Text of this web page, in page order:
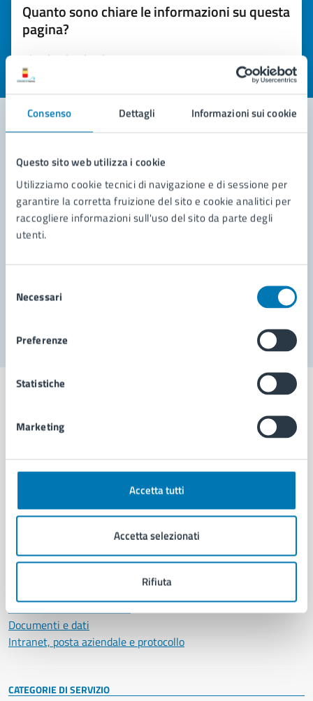
Consenso Dettagli Informazioni sui cookie
Questo sito web utilizza i cookie
Utilizziamo cookie tecnici di navigazione e di sessione per
garantire la corretta fruizione del sito e cookie analitici per
raccogliere informazioni sull'uso del sito da parte degli
utenti.
delNecessari
Preferenze
Statistiche
Marketing
Accetta tutti
Accetta selezionati
Rifiuta
Quanto sono chiare le informazioni su questa
pagina?
Valuta la chiarezza delle informazioni (da 1 a 5 stelle)
Seleziona il numero di stelle per valutare la chiarezza delle
Valuta 1 stelle su 5
Contatta il comune
Leggi le domande frequenti
Richiedi assistenza
Aree amministrative
Uffici
Personale amministrativo
Documenti e dati
Intranet, posta aziendale e protocollo
CATEGORIE DI SERVIZIO